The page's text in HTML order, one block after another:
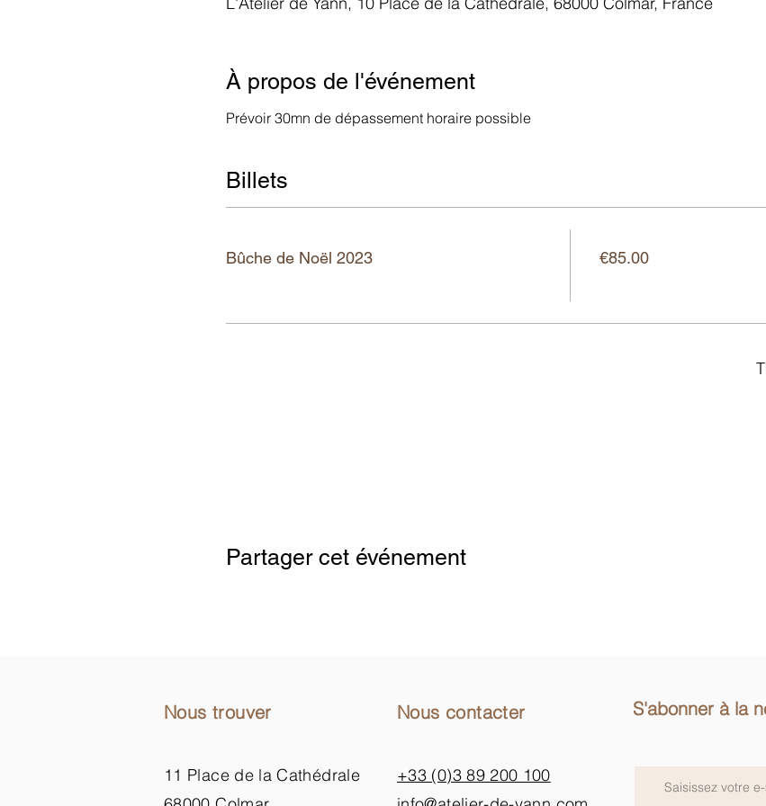
À propos de l'événement
Prévoir 30mn de dépassement horaire possible
Billets
Bûche de Noël 2023 €85.00
Partager cet événement
Nous trouver
11 Place de la Cathédrale
Nous contacter
+33 (0)3 89 200 100​
S'abonner à la